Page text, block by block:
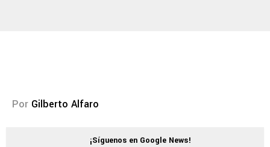
Por Gilberto Alfaro
¡Síguenos en Google News!